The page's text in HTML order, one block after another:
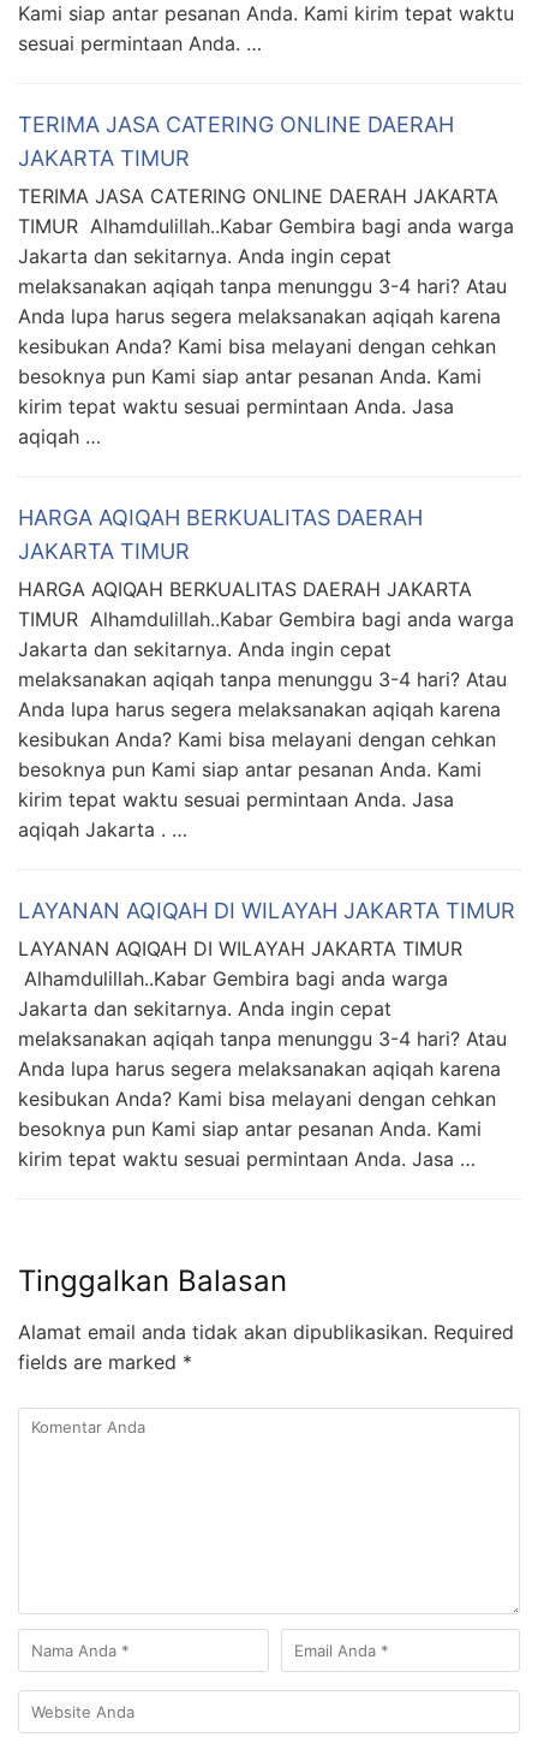
Kami siap antar pesanan Anda. Kami kirim tepat waktu
sesuai permintaan Anda. …
TERIMA JASA CATERING ONLINE DAERAH
JAKARTA TIMUR
TERIMA JASA CATERING ONLINE DAERAH JAKARTA
TIMUR Alhamdulillah..Kabar Gembira bagi anda warga
Jakarta dan sekitarnya. Anda ingin cepat
melaksanakan aqiqah tanpa menunggu 3-4 hari? Atau
Anda lupa harus segera melaksanakan aqiqah karena
kesibukan Anda? Kami bisa melayani dengan cehkan
besoknya pun Kami siap antar pesanan Anda. Kami
kirim tepat waktu sesuai permintaan Anda. Jasa
aqiqah …
HARGA AQIQAH BERKUALITAS DAERAH
JAKARTA TIMUR
HARGA AQIQAH BERKUALITAS DAERAH JAKARTA
TIMUR Alhamdulillah..Kabar Gembira bagi anda warga
Jakarta dan sekitarnya. Anda ingin cepat
melaksanakan aqiqah tanpa menunggu 3-4 hari? Atau
Anda lupa harus segera melaksanakan aqiqah karena
kesibukan Anda? Kami bisa melayani dengan cehkan
besoknya pun Kami siap antar pesanan Anda. Kami
kirim tepat waktu sesuai permintaan Anda. Jasa
aqiqah Jakarta . …
LAYANAN AQIQAH DI WILAYAH JAKARTA TIMUR
LAYANAN AQIQAH DI WILAYAH JAKARTA TIMUR
Alhamdulillah..Kabar Gembira bagi anda warga
Jakarta dan sekitarnya. Anda ingin cepat
melaksanakan aqiqah tanpa menunggu 3-4 hari? Atau
Anda lupa harus segera melaksanakan aqiqah karena
kesibukan Anda? Kami bisa melayani dengan cehkan
besoknya pun Kami siap antar pesanan Anda. Kami
kirim tepat waktu sesuai permintaan Anda. Jasa …
Tinggalkan Balasan
Alamat email anda tidak akan dipublikasikan. Required
fields are marked *